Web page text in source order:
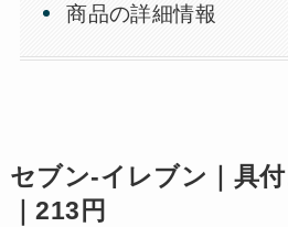
商品の詳細情報
セブン-イレブン｜具
｜213円